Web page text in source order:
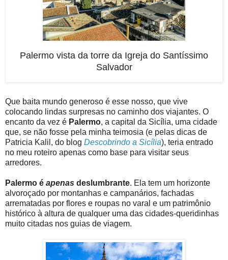
Palermo vista da torre da Igreja do Santíssimo
Salvador
Que baita mundo generoso é esse nosso, que vive
colocando lindas surpresas no caminho dos viajantes. O
encanto da vez é Palermo, a capital da Sicília, uma cidade
que, se não fosse pela minha teimosia (e pelas dicas de
Patricia Kalil, do blog Descobrindo a Sicília), teria entrado
no meu roteiro apenas como base para visitar seus
arredores.
Palermo é apenas deslumbrante. Ela tem um horizonte
alvoroçado por montanhas e campanários, fachadas
arrematadas por flores e roupas no varal e um patrimônio
histórico à altura de qualquer uma das cidades-queridinhas
muito citadas nos guias de viagem.